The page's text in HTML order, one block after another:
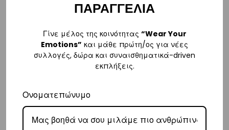
– Οι χρόνοι παράδοσης κυμαίνονται συνήθως από 2-7 εργάσιμες
– Η συνεργαζόμενη εταιρεία ταχυμεταφορών,DHL, θα αναλάβει την
παράδοσή σας.
ΠΑΡΑΓΓΕΛΙΑ
Γίνε μέλος της κοινότητας “Wear Your
Emotions” και μάθε πρώτη/ος για νέες
συλλογές, δώρα και συναισθηματικά-driven
εκπλήξεις.
Ονοματεπώνυμο